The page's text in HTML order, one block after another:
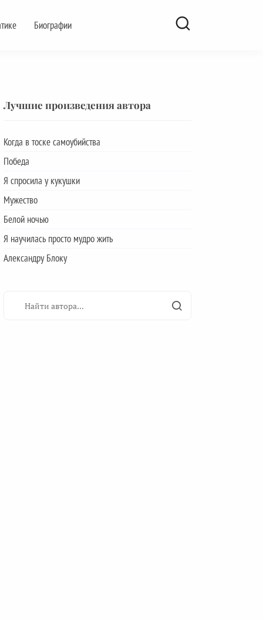
Биографии
Лучшие произведения автора
Когда в тоске самоубийства
Победа
Я спросила у кукушки
Мужество
Белой ночью
Я научилась просто мудро жить
Александру Блоку